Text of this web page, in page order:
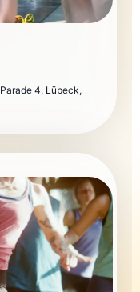
Parade 4, Lübeck,